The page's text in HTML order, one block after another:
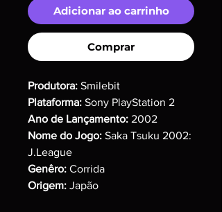
Adicionar ao carrinho
Comprar
Produtora: Smilebit
Plataforma: Sony PlayStation 2
Ano de Lançamento: 2002
Nome do Jogo: Saka Tsuku 2002:
J.League
Genêro: Corrida
Origem: Japão